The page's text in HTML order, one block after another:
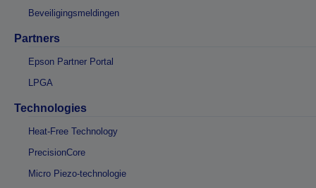
Beveiligingsmeldingen
Partners
Epson Partner Portal
LPGA
Technologies
Heat-Free Technology
PrecisionCore
Micro Piezo-technologie